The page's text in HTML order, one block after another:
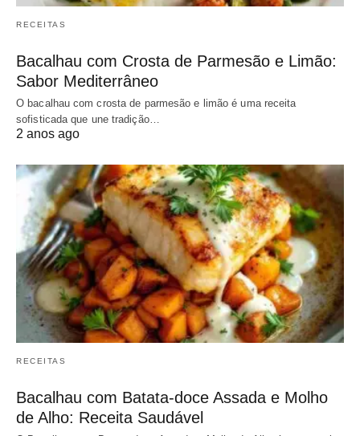
RECEITAS
Bacalhau com Crosta de Parmesão e Limão:
Sabor Mediterrâneo
O bacalhau com crosta de parmesão e limão é uma receita
sofisticada que une tradição…
2 anos ago
RECEITAS
Bacalhau com Batata-doce Assada e Molho
de Alho: Receita Saudável